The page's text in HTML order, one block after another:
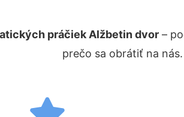
práčiek Alžbetin dvor–
prečo sa obrátiť na